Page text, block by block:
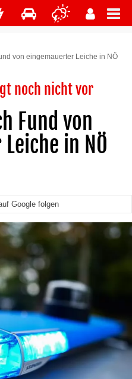
von eingemauerter Leiche in NÖ
noch nicht vor
Fund von
in NÖ
Google folgen